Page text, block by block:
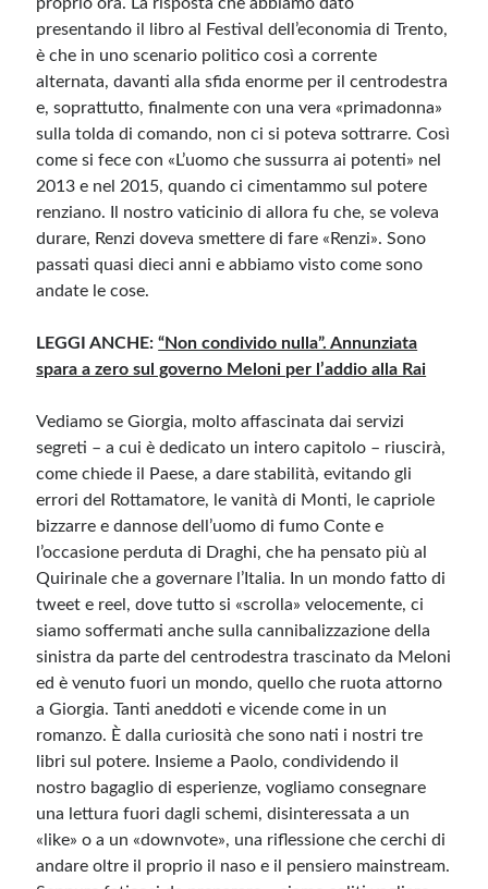
presentando il libro al Festival dell’economia di Trento,
è che in uno scenario politico così a corrente
alternata, davanti alla sfida enorme per il centrodestra
e, soprattutto, finalmente con una vera «primadonna»
sulla tolda di comando, non ci si poteva sottrarre. Così
come si fece con «L’uomo che sussurra ai potenti» nel
2013 e nel 2015, quando ci cimentammo sul potere
renziano. Il nostro vaticinio di allora fu che, se voleva
durare, Renzi doveva smettere di fare «Renzi». Sono
passati quasi dieci anni e abbiamo visto come sono
andate le cose.
LEGGI ANCHE:“Non condivido nulla”. Annunziata
spara a zero sul governo Meloni per l’addio alla Rai
Vediamo se Giorgia, molto affascinata dai servizi
segreti – a cui è dedicato un intero capitolo – riuscirà,
come chiede il Paese, a dare stabilità, evitando gli
errori del Rottamatore, le vanità di Monti, le capriole
bizzarre e dannose dell’uomo di fumo Conte e
l’occasione perduta di Draghi, che ha pensato più al
Quirinale che a governare l’Italia. In un mondo fatto di
tweet e reel, dove tutto si «scrolla» velocemente, ci
siamo soffermati anche sulla cannibalizzazione della
sinistra da parte del centrodestra trascinato da Meloni
ed è venuto fuori un mondo, quello che ruota attorno
a Giorgia. Tanti aneddoti e vicende come in un
romanzo. È dalla curiosità che sono nati i nostri tre
libri sul potere. Insieme a Paolo, condividendo il
nostro bagaglio di esperienze, vogliamo consegnare
una lettura fuori dagli schemi, disinteressata a un
«like» o a un «downvote», una riflessione che cerchi di
andare oltre il proprio il naso e il pensiero mainstream.